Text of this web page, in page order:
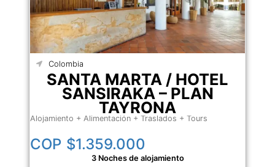
Colombia
SANTA MARTA / HOTEL
SANSIRAKA – PLAN
TAYRONA
Alojamiento + Alimentación + Traslados + Tours
COP $1.359.000
3 Noches de alojamiento